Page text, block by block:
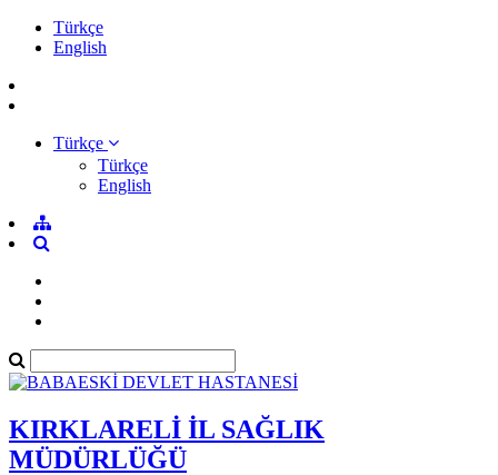
Türkçe
English
Türkçe
Türkçe
English
KIRKLARELİ İL SAĞLIK
MÜDÜRLÜĞÜ